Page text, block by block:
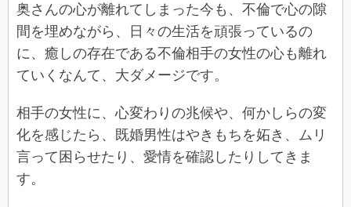
奥さんの心が離れてしまった今も、不倫で心の隙
間を埋めながら、日々の生活を頑張っているの
に、癒しの存在である不倫相手の女性の心も離れ
ていくなんて、大ダメージです。
相手の女性に、心変わりの兆候や、何かしらの変
化を感じたら、既婚男性はやきもちを妬き、ムリ
言って困らせたり、愛情を確認したりしてきま
す。